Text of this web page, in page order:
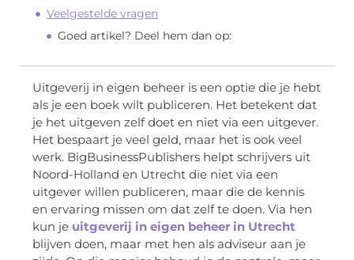
Veelgestelde vragen
Goed artikel? Deel hem dan op:
Uitgeverij in eigen beheer is een optie die je hebt
als je een boek wilt publiceren. Het betekent dat
je het uitgeven zelf doet en niet via een uitgever.
Het bespaart je veel geld, maar het is ook veel
werk. BigBusinessPublishers helpt schrijvers uit
Noord-Holland en Utrecht die niet via een
uitgever willen publiceren, maar die de kennis
en ervaring missen om dat zelf te doen. Via hen
kun je uitgeverij in eigen beheer in Utrecht
blijven doen, maar met hen als adviseur aan je